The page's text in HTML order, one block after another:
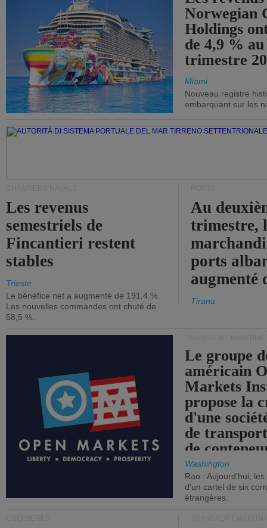
Norwegian
Holdings
de 4,9 %
trimestre
Miami
Nouveau registre
embarquant sur les
Les revenus
semestriels de
Fincantieri restent
stables
Trieste
Le bénéfice net a augmenté de 191,4 %.
Les nouvelles commandes ont chuté de
58,5 %.
Au
trimestre,
ports
augmenté
Tirana
Le groupe
américain
Markets
propose la
d'une
de
de
Washington
Rao : Aujourd'hui,
d'un cartel de six
étrangères.